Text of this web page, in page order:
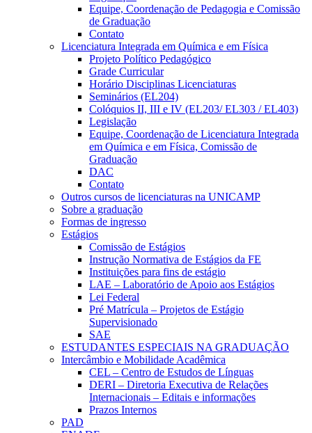
Equipe, Coordenação de Pedagogia e Comissão
de Graduação
Contato
Licenciatura Integrada em Química e em Física
Projeto Político Pedagógico
Grade Curricular
Horário Disciplinas Licenciaturas
Seminários (EL204)
Colóquios II, III e IV (EL203/ EL303 / EL403)
Legislação
Equipe, Coordenação de Licenciatura Integrada
em Química e em Física, Comissão de
Graduação
DAC
Contato
Outros cursos de licenciaturas na UNICAMP
Sobre a graduação
Formas de ingresso
Estágios
Comissão de Estágios
Instrução Normativa de Estágios da FE
Instituições para fins de estágio
LAE – Laboratório de Apoio aos Estágios
Lei Federal
Pré Matrícula – Projetos de Estágio
Supervisionado
SAE
ESTUDANTES ESPECIAIS NA GRADUAÇÃO
Intercâmbio e Mobilidade Acadêmica
CEL – Centro de Estudos de Línguas
DERI – Diretoria Executiva de Relações
Internacionais – Editais e informações
Prazos Internos
PAD